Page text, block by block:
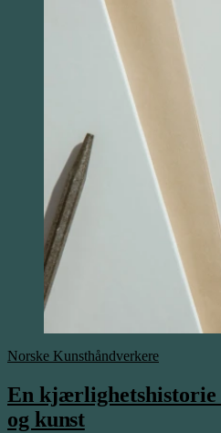
Norske Kunsthåndverkere
En kjærlighetshistorie
og kunst